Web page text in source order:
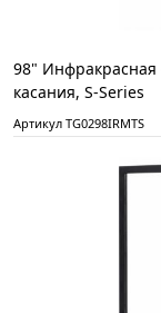
98" Инфракрасная
касания, S-Series
Артикул TG0298IRMTS